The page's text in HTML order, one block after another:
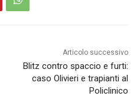
Articolo successivo
Blitz contro spaccio e furti:
caso Olivieri e trapianti al
Policlinico